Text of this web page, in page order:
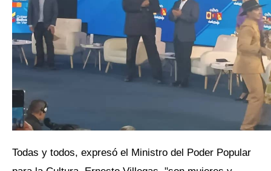
Todas y todos, expresó el Ministro del Poder Popular